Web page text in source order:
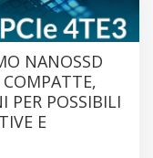
NANOSSD
PER POSSIBILI
E